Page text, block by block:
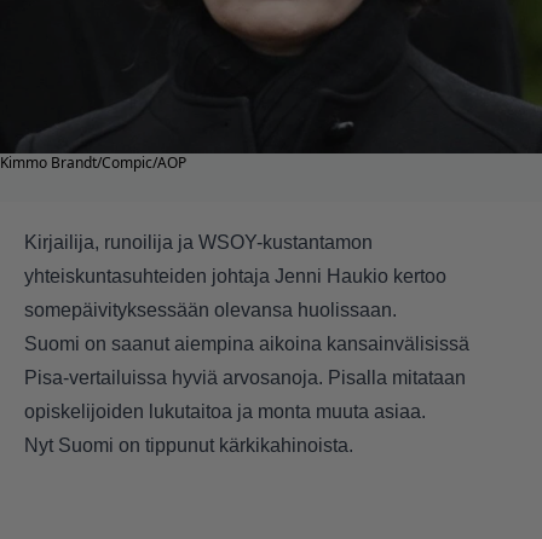
Kimmo Brandt/Compic/AOP
Kirjailija, runoilija ja WSOY-kustantamon
yhteiskuntasuhteiden johtaja Jenni Haukio kertoo
somepäivityksessään olevansa huolissaan.
Suomi on saanut aiempina aikoina kansainvälisissä
Pisa-vertailuissa hyviä arvosanoja. Pisalla mitataan
opiskelijoiden lukutaitoa ja monta muuta asiaa.
Nyt Suomi on tippunut kärkikahinoista.